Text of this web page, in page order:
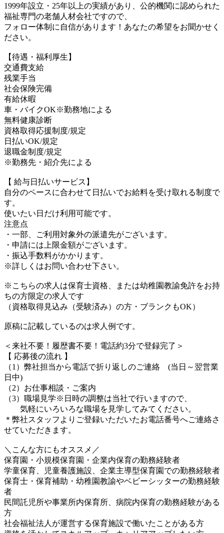
1999年設立・25年以上の実績があり、公的機関に認められた
福祉専門の老舗人材会社ですので、
フォロー体制に自信があります！あなたの希望をお聞かせく
ださい。
【待遇・福利厚生】
交通費支給
残業手当
社会保険完備
有給休暇
車・バイクOK※勤務地による
無料健康診断
資格取得応援制度/規定
日払いOK/規定
退職金制度/規定
※勤務先・紹介先による
【 給与日払いサービス】
自分のペースに合わせて日払いでお給料を受け取れる制度で
す。
使いたい日だけ利用可能です。
注意点
・一部、ご利用対象外の派遣先がございます。
・申請には上限金額がございます。
・振込手数料がかかります。
※詳しくはお問い合わせ下さい。
※こちらの求人は保育士資格、または幼稚園教諭免許をお持
ちの方限定の求人です
（資格取得見込み（受験済み）の方・ブランクもOK）
原稿に記載しているのは求人例です。
＜来社不要！履歴書不要！電話約3分で登録完了＞
【 応募後の流れ 】
（1）弊社担当から電話で折り返しのご連絡 (当日～翌営業
日中)
（2）お仕事相談・ご案内
（3）職場見学※日時の調整は当社で行いますので、
気軽にいろいろな職場を見学してみてください。
＊弊社スタッフよりご登録いただいたお電話番号へご連絡さ
せていただきます。
＼こんな方にもオススメ／
保育園・小規模保育園・企業内保育の勤務経験者
学童保育、児童養護施設、企業主導型保育園での勤務経験者
保育士・保育補助・幼稚園教諭やベビーシッターの勤務経験
者
民間託児所や事業所内保育所、病院内保育の勤務経験がある
方
社会福祉法人が運営する保育施設で働いたことがある方